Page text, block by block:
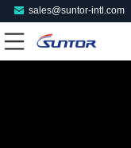
sales@suntor-intl.com